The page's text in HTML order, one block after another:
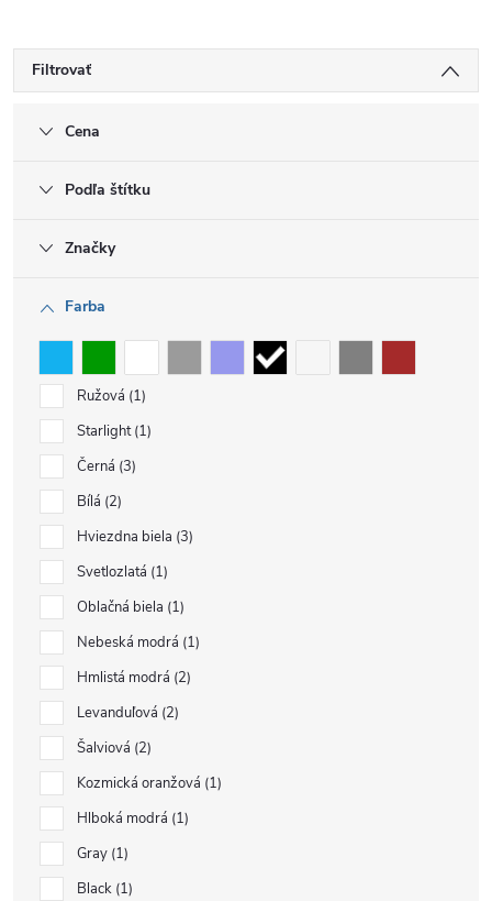
Filtrovať
Cena
Podľa štítku
Značky
Farba
Ružová 1
Starlight 1
Černá 3
Bílá 2
Hviezdna biela 3
Svetlozlatá 1
Oblačná biela 1
Nebeská modrá 1
Hmlistá modrá 2
Levanduľová 2
Šalviová 2
Kozmická oranžová 1
Hlboká modrá 1
Gray 1
Black 1